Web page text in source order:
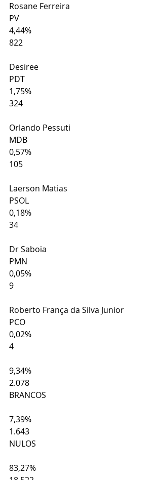
Rosane Ferreira
PV
4,44%
822
Desiree
PDT
1,75%
324
Orlando Pessuti
MDB
0,57%
105
Laerson Matias
PSOL
0,18%
34
Dr Saboia
PMN
0,05%
9
Roberto França da Silva Junior
PCO
0,02%
4
9,34%
2.078
BRANCOS
7,39%
1.643
NULOS
83,27%